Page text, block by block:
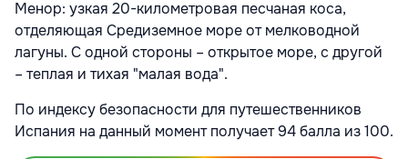
Менор: узкая 20-километровая песчаная коса,
отделяющая Средиземное море от мелководной
лагуны. С одной стороны – открытое море, с другой
– теплая и тихая "малая вода".
По индексу безопасности для путешественников
Испания на данный момент получает 94 балла из 100.